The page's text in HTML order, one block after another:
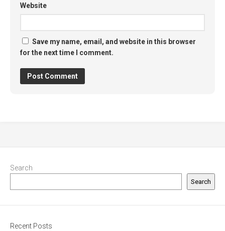
Website
Save my name, email, and website in this browser
for the next time I comment.
Search
Search
Recent Posts